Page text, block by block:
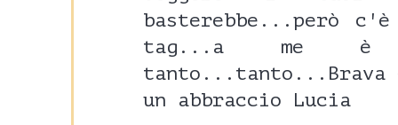
basterebbe...però
tag...a me è
tanto...tanto...Brava
un abbraccio Lucia